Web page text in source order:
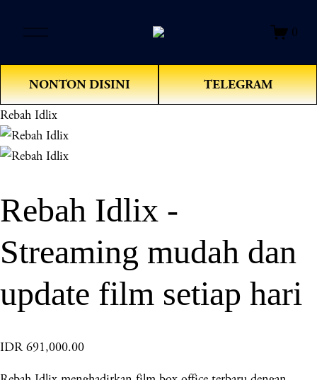
e
n
M
e
u
0
NONTON DISINI TELEGRAM
Rebah Idlix
Rebah Idlix -
Streaming mudah dan
update film setiap hari
IDR 691,000.00